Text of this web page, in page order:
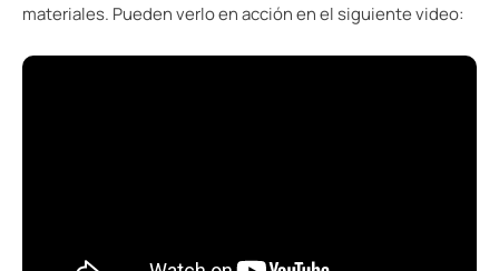
materiales. Pueden verlo en acción en el siguiente video: